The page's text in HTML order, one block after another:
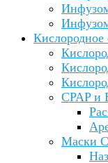
Кислородное
CPAP и
Маски